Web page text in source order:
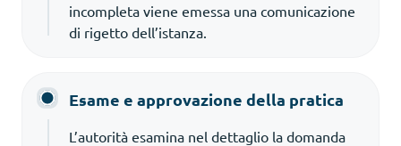
incompleta viene emessa una comunicazione
di rigetto dell’istanza.
Esame e approvazione della pratica
L’autorità esamina nel dettaglio la domanda